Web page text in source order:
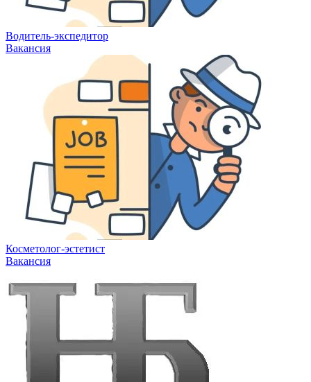
Водитель-экспедитор
Вакансия
Косметолог-эстетист
Вакансия